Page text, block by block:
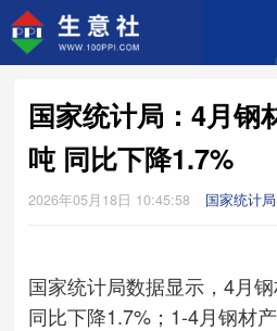
国家统计局：4月钢
吨 同比下降1.7%
2026年05月18日 10:45:58 国家统计局
国家统计局数据显示，4月
同比下降1.7%；1-4月钢材